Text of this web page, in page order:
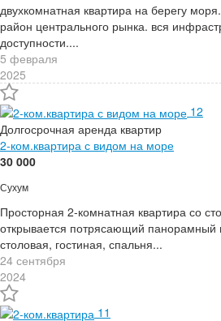
двухкомнатная квартира на берегу
район центрального рынка. вся
доступности....
5 февраля
2025
12
Долгосрочная аренда квартир
2-ком.квартира с видом на море
30 000
Сухум
Просторная 2-комнатная квартира со
открывается потрясающий панорамный
столовая, гостиная, спальня...
24 сентября
2024
11